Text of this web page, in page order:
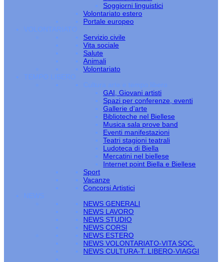
Soggiorni linguistici
Volontariato estero
Portale europeo
VOLONTARIATO
Servizio civile
Vita sociale
Salute
Animali
Volontariato
TEMPO LIBERO
Cultura arte e tempo libero
GAI, Giovani artisti
Spazi per conferenze, eventi
Gallerie d’arte
Biblioteche nel Biellese
Musica sala prove band
Eventi manifestazioni
Teatri stagioni teatrali
Ludoteca di Biella
Mercatini nel biellese
Internet point Biella e Biellese
Sport
Vacanze
Concorsi Artistici
NEWS
NEWS GENERALI
NEWS LAVORO
NEWS STUDIO
NEWS CORSI
NEWS ESTERO
NEWS VOLONTARIATO-VITA SOC.
NEWS CULTURA-T. LIBERO-VIAGGI